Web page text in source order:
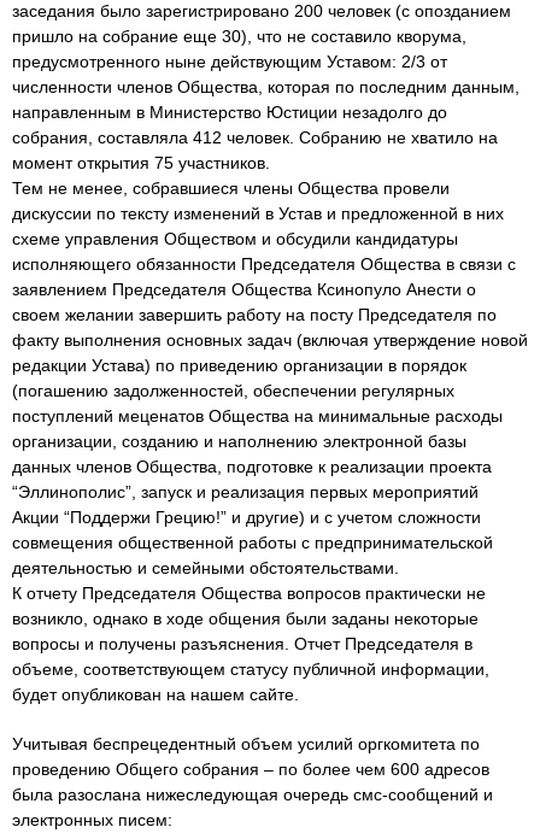
заседания было зарегистрировано 200 человек (с опозданием
пришло на собрание еще 30), что не составило кворума,
предусмотренного ныне действующим Уставом: 2/3 от
численности членов Общества, которая по последним данным,
направленным в Министерство Юстиции незадолго до
собрания, составляла 412 человек. Собранию не хватило на
момент открытия 75 участников.
Тем не менее, собравшиеся члены Общества провели
дискуссии по тексту изменений в Устав и предложенной в них
схеме управления Обществом и обсудили кандидатуры
исполняющего обязанности Председателя Общества в связи с
заявлением Председателя Общества Ксинопуло Анести о
своем желании завершить работу на посту Председателя по
факту выполнения основных задач (включая утверждение новой
редакции Устава) по приведению организации в порядок
(погашению задолженностей, обеспечении регулярных
поступлений меценатов Общества на минимальные расходы
организации, созданию и наполнению электронной базы
данных членов Общества, подготовке к реализации проекта
“Эллинополис”, запуск и реализация первых мероприятий
Акции “Поддержи Грецию!” и другие) и с учетом сложности
совмещения общественной работы с предпринимательской
деятельностью и семейными обстоятельствами.
К отчету Председателя Общества вопросов практически не
возникло, однако в ходе общения были заданы некоторые
вопросы и получены разъяснения. Отчет Председателя в
объеме, соответствующем статусу публичной информации,
будет опубликован на нашем сайте.
Учитывая беспрецедентный объем усилий оргкомитета по
проведению Общего собрания – по более чем 600 адресов
была разослана нижеследующая очередь смс-сообщений и
электронных писем: